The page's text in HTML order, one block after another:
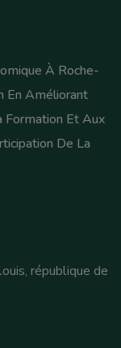
À Roche-
En Améliorant
Formation Et Aux
De La
république de